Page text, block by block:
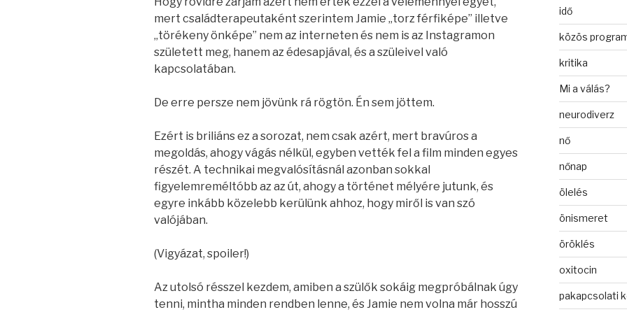
mert családterapeutaként szerintem Jamie „torz férfiképe” illetve
„törékeny önképe” nem az interneten és nem is az Instagramon
született meg, hanem az édesapjával, és a szüleivel való
kapcsolatában.
De erre persze nem jövünk rá rögtön. Én sem jöttem.
Ezért is briliáns ez a sorozat, nem csak azért, mert bravúros a
megoldás, ahogy vágás nélkül, egyben vették fel a film minden egyes
részét. A technikai megvalósításnál azonban sokkal
figyelemreméltóbb az az út, ahogy a történet mélyére jutunk, és
egyre inkább közelebb kerülünk ahhoz, hogy miről is van szó
valójában.
(Vigyázat, spoiler!)
Az utolsó résszel kezdem, amiben a szülők sokáig megpróbálnak úgy
tenni, mintha minden rendben lenne, és Jamie nem volna már hosszú
idő
közös
kritika
Mi a válás?
neurodiverz
nő
nőnap
ölelés
önismeret
öröklés
oxitocin
pakapcsolati